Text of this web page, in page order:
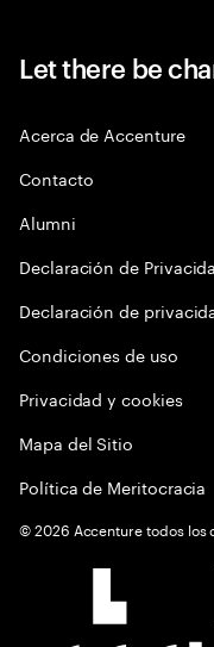
Let there be
Acerca de Accenture
Contacto
Alumni
Declaración de
Declaración de
Condiciones de uso
Privacidad y cookies
Mapa del Sitio
Política de Meritocracia
©2026 Accenture todos